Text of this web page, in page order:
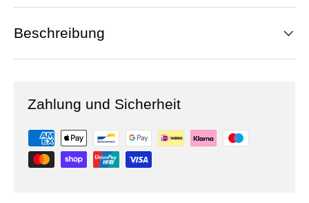
Beschreibung
Zahlung und Sicherheit